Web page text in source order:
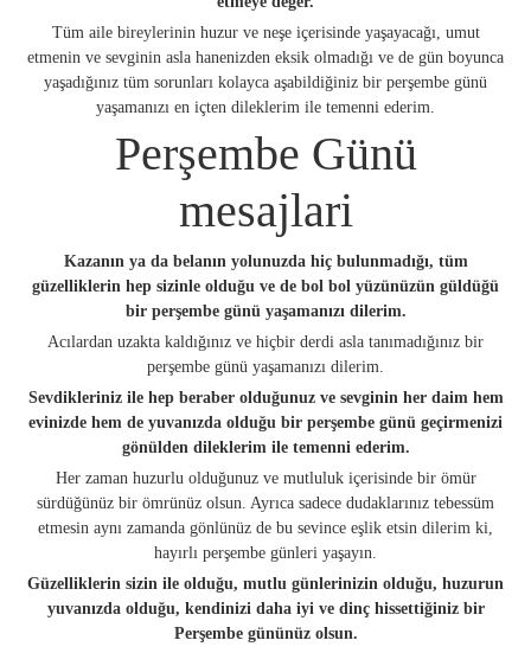
Tüm aile bireylerinin huzur ve neşe içerisinde yaşayacağı, umut
etmenin ve sevginin asla hanenizden eksik olmadığı ve de gün boyunca
yaşadığınız tüm sorunları kolayca aşabildiğiniz bir perşembe günü
yaşamanızı en içten dileklerim ile temenni ederim.
Perşembe Günü
mesajlari
Kazanın ya da belanın yolunuzda hiç bulunmadığı, tüm
güzelliklerin hep sizinle olduğu ve de bol bol yüzünüzün güldüğü
bir perşembe günü yaşamanızı dilerim.
Acılardan uzakta kaldığınız ve hiçbir derdi asla tanımadığınız bir
perşembe günü yaşamanızı dilerim.
Sevdikleriniz ile hep beraber olduğunuz ve sevginin her daim hem
evinizde hem de yuvanızda olduğu bir perşembe günü geçirmenizi
gönülden dileklerim ile temenni ederim.
Her zaman huzurlu olduğunuz ve mutluluk içerisinde bir ömür
sürdüğünüz bir ömrünüz olsun. Ayrıca sadece dudaklarınız tebessüm
etmesin aynı zamanda gönlünüz de bu sevince eşlik etsin dilerim ki,
hayırlı perşembe günleri yaşayın.
Güzelliklerin sizin ile olduğu, mutlu günlerinizin olduğu, huzurun
yuvanızda olduğu, kendinizi daha iyi ve dinç hissettiğiniz bir
Perşembe gününüz olsun.